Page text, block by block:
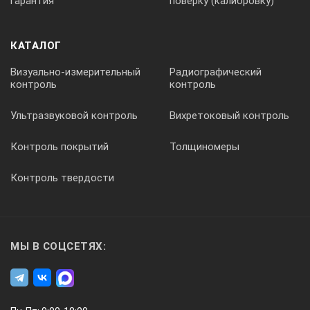
КАТАЛОГ
Визуально-измерительный
контроль
Радиографический
контроль
Ультразвуковой контроль Вихретоковый контроль
Контроль покрытий Толщиномеры
Контроль твердости
МЫ В СОЦСЕТЯХ: